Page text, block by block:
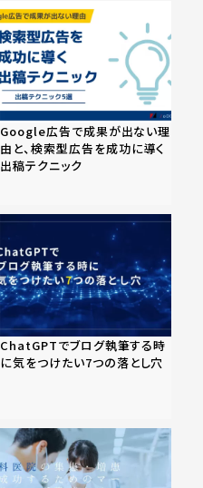
Google広告で成果が出ない理
由と、検索型広告を成功に導く
出稿テクニック
ChatGPTでブログ執筆する時
に気をつけたい7つの落とし穴